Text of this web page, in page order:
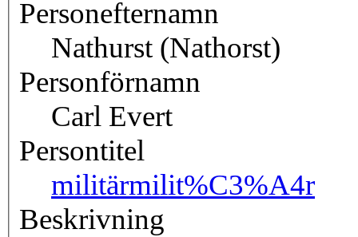
Personefternamn
Nathurst (Nathorst)
Personförnamn
Carl Evert
Persontitel
militärmilit%C3%A4r
Beskrivning